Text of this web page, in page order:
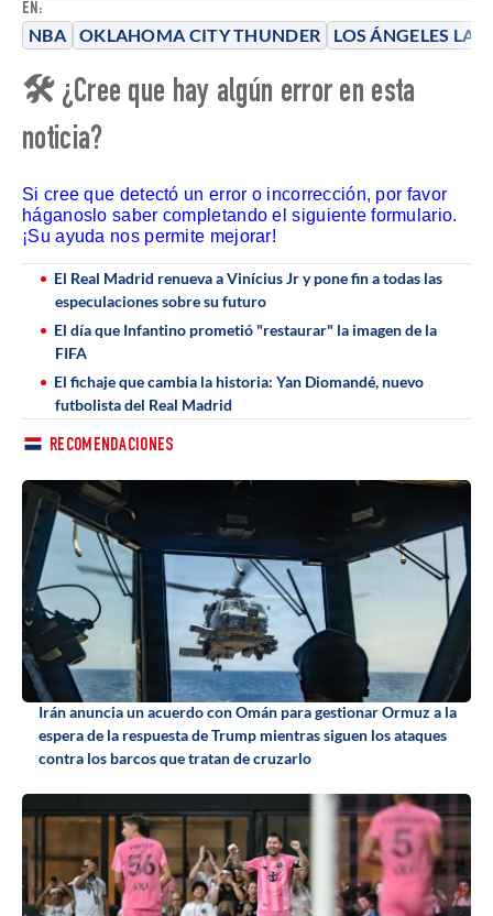
EN:
NBA OKLAHOMA CITY THUNDER LOS ÁNGELES
🛠 ¿Cree que hay algún error en esta
noticia?
Si cree que detectó un error o incorrección, por favor
háganoslo saber completando el siguiente formulario.
¡Su ayuda nos permite mejorar!
El Real Madrid renueva a Vinícius Jr y pone fin a todas las
especulaciones sobre su futuro
El día que Infantino prometió "restaurar" la imagen de la
FIFA
El fichaje que cambia la historia: Yan Diomandé, nuevo
futbolista del Real Madrid
RECOMENDACIONES
Irán anuncia un acuerdo con Omán para gestionar Ormuz a la
espera de la respuesta de Trump mientras siguen los ataques
contra los barcos que tratan de cruzarlo